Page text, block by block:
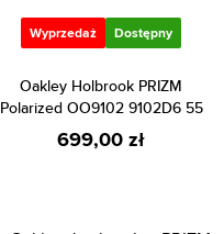
Wyprzedaż Dostępny
Oakley Holbrook PRIZM
Polarized OO9102 9102D6 55
699,00 zł